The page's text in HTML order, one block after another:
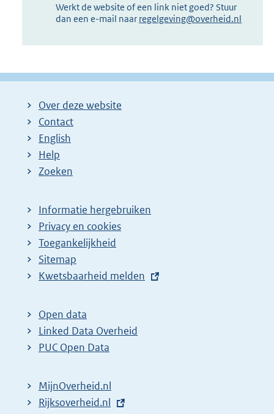
Werkt de website of een link niet goed? Stuur
dan een e-mail naar regelgeving@overheid.nl
Over deze website
Contact
English
Help
Zoeken
Informatie hergebruiken
Privacy en cookies
Toegankelijkheid
Sitemap
E
t
e
r
l
i
Kwetsbaarheid melden
Open data
Linked Data Overheid
PUC Open Data
MijnOverheid.nl
E
Rijksoverheid.nl